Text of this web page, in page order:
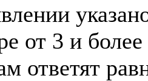
от 3 и
ответят